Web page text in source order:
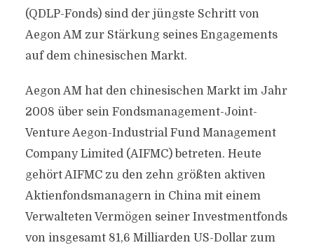
(QDLP-Fonds) sind der jüngste Schritt von
Aegon AM zur Stärkung seines Engagements
auf dem chinesischen Markt.
Aegon AM hat den chinesischen Markt im Jahr
2008 über sein Fondsmanagement-Joint-
Venture Aegon-Industrial Fund Management
Company Limited (AIFMC) betreten. Heute
gehört AIFMC zu den zehn größten aktiven
Aktienfondsmanagern in China mit einem
Verwalteten Vermögen seiner Investmentfonds
von insgesamt 81,6 Milliarden US-Dollar zum